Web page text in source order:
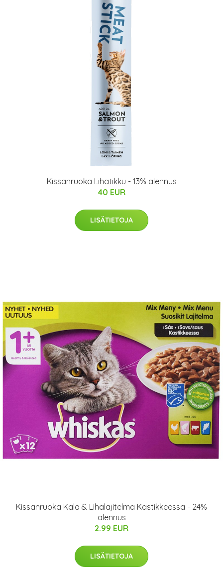
Kissanruoka Lihatikku - 13% alennus
40 EUR
LISÄTIETOJA
Kissanruoka Kala & Lihalajitelma Kastikkeessa - 24%
alennus
2.99 EUR
LISÄTIETOJA